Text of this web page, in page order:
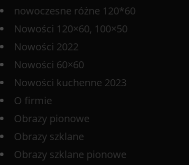
nowoczesne różne 120*60
Nowości 120×60, 100×50
Nowości 2022
Nowości 60×60
Nowości kuchenne 2023
O firmie
Obrazy pionowe
Obrazy szklane
Obrazy szklane pionowe